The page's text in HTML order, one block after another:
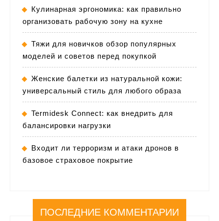
Кулинарная эргономика: как правильно
организовать рабочую зону на кухне
Тяжи для новичков обзор популярных
моделей и советов перед покупкой
Женские балетки из натуральной кожи:
универсальный стиль для любого образа
Termidesk Connect: как внедрить для
балансировки нагрузки
Входит ли терроризм и атаки дронов в
базовое страховое покрытие
ПОСЛЕДНИЕ КОММЕНТАРИИ